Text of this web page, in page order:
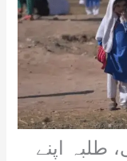
طلبہ اپنے